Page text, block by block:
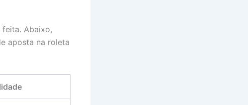
Abaixo,
aposta na roleta